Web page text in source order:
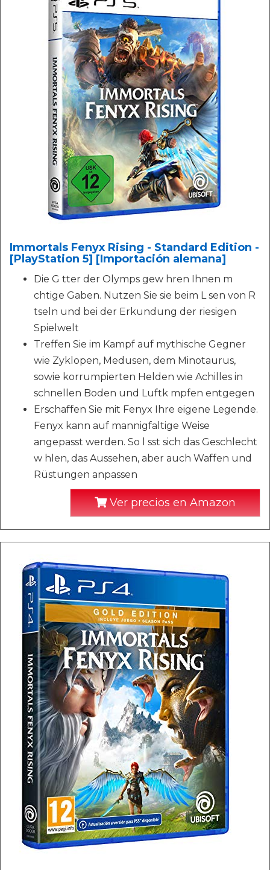
Immortals Fenyx Rising - Standard Edition -
[PlayStation 5] [Importación alemana]
Die G tter der Olymps gew hren Ihnen m
chtige Gaben. Nutzen Sie sie beim L sen von R
tseln und bei der Erkundung der riesigen
Spielwelt
Treffen Sie im Kampf auf mythische Gegner
wie Zyklopen, Medusen, dem Minotaurus,
sowie korrumpierten Helden wie Achilles in
schnellen Boden und Luftk mpfen entgegen
Erschaffen Sie mit Fenyx Ihre eigene Legende.
Fenyx kann auf mannigfaltige Weise
angepasst werden. So l sst sich das Geschlecht
w hlen, das Aussehen, aber auch Waffen und
Rüstungen anpassen
Ver precios en Amazon